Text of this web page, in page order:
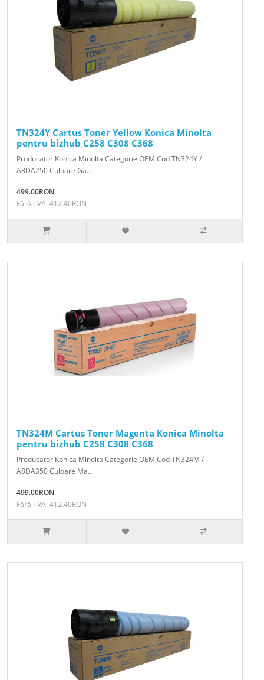
TN324Y Cartus Toner Yellow Konica Minolta
pentru bizhub C258 C308 C368
Producator Konica Minolta Categorie OEM Cod TN324Y /
A8DA250 Culoare Ga..
499.00RON
Fără TVA: 412.40RON
TN324M Cartus Toner Magenta Konica Minolta
pentru bizhub C258 C308 C368
Producator Konica Minolta Categorie OEM Cod TN324M /
A8DA350 Culoare Ma..
499.00RON
Fără TVA: 412.40RON